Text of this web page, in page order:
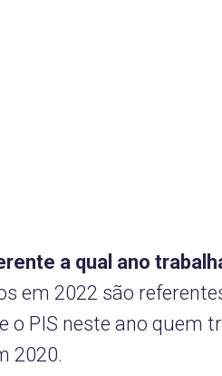
a qual ano
em 2022 são
o PIS neste ano quem
2020.